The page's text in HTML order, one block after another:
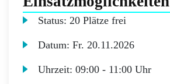
Status:20 Plätze frei
Datum:Fr. 20.11.2026
Uhrzeit:09:00 - 11:00 Uhr